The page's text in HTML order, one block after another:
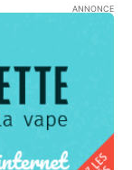
ANNONCE